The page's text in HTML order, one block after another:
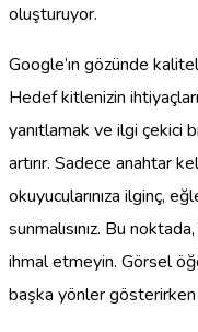
oluşturuyor.
Google’ın gözünde
Hedef kitlenizin
yanıtlamak ve ilgi çekici
artırır. Sadece anahtar
okuyucularınıza ilginç,
sunmalısınız. Bu
ihmal etmeyin. Görsel
başka yönler gösterirken